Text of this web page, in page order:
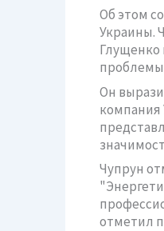
Об этом
Украины.
Глущенко
проблемы
Он
компания
Чупрун
отметил